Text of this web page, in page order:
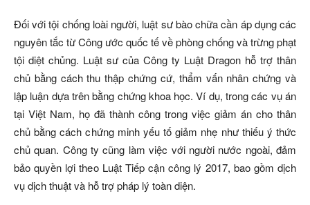
Đối với tội chống loài người, luật sư bào chữa cần áp dụng các
nguyên tắc từ Công ước quốc tế về phòng chống và trừng phạt
tội diệt chủng. Luật sư của Công ty Luật Dragon hỗ trợ thân
chủ bằng cách thu thập chứng cứ, thẩm vấn nhân chứng và
lập luận dựa trên bằng chứng khoa học. Ví dụ, trong các vụ án
tại Việt Nam, họ đã thành công trong việc giảm án cho thân
chủ bằng cách chứng minh yếu tố giảm nhẹ như thiếu ý thức
chủ quan. Công ty cũng làm việc với người nước ngoài, đảm
bảo quyền lợi theo Luật Tiếp cận công lý 2017, bao gồm dịch
vụ dịch thuật và hỗ trợ pháp lý toàn diện.